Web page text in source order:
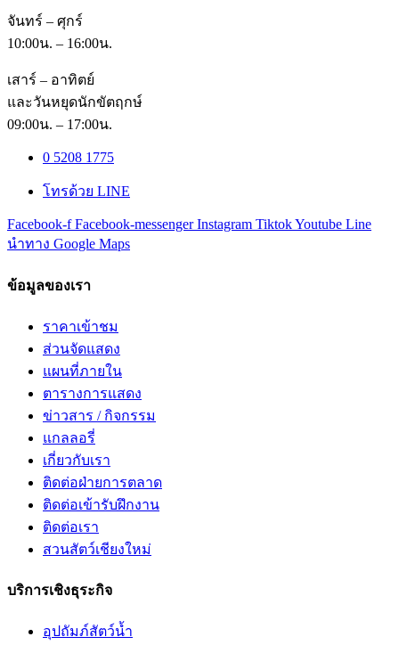
จันทร์ – ศุกร์
10:00น. – 16:00น.
เสาร์ – อาทิตย์
และวันหยุดนักขัตฤกษ์
09:00น. – 17:00น.
0 5208 1775
โทรด้วย LINE
Facebook-f Facebook-messenger Instagram TiktokYoutube Line
นำทาง Google Maps
ข้อมูลของเรา
ราคาเข้าชม
ส่วนจัดแสดง
แผนที่ภายใน
ตารางการแสดง
ข่าวสาร / กิจกรรม
แกลลอรี่
เกี่ยวกับเรา
ติดต่อฝ่ายการตลาด
ติดต่อเข้ารับฝึกงาน
ติดต่อเรา
สวนสัตว์เชียงใหม่
บริการเชิงธุระกิจ
อุปถัมภ์สัตว์น้ำ